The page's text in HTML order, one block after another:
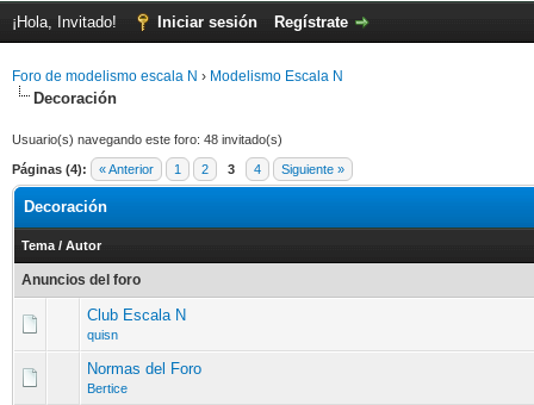
¡Hola, Invitado! Iniciar sesión Regístrate
Foro de modelismo escala N › Modelismo Escala N
Decoración
Usuario(s) navegando este foro: 48 invitado(s)
Páginas (4): « Anterior 1 2 3 4 Siguiente »
Decoración
Tema / Autor
Anuncios del foro
Club Escala N
quisn
Normas del Foro
Bertice